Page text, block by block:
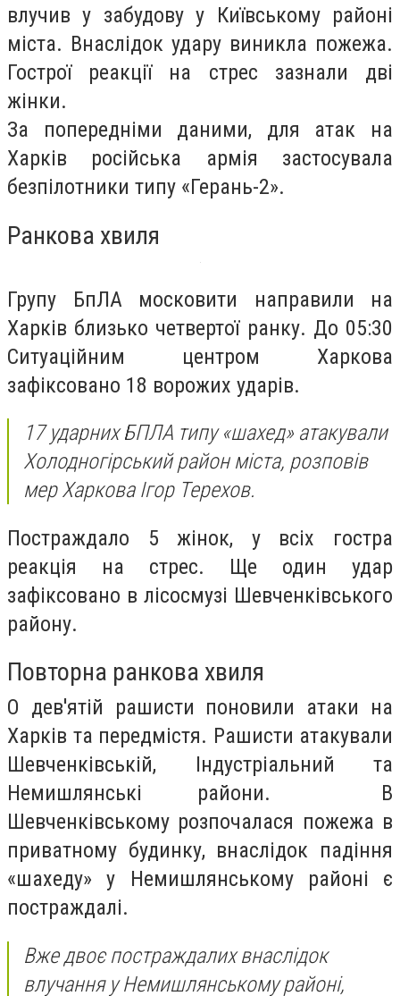
влучив у забудову у Київському районі
міста. Внаслідок удару виникла пожежа.
Гострої реакції на стрес зазнали дві
жінки.
За попередніми даними, для атак на
Харків російська армія застосувала
безпілотники типу «Герань-2».
Ранкова хвиля
Групу БпЛА московити направили на
Харків близько четвертої ранку. До 05:30
Ситуаційним центром Харкова
зафіксовано 18 ворожих ударів.
17 ударних БПЛА типу «шахед» атакували
Холодногірський район міста, розповів
мер Харкова Ігор Терехов.
Постраждало 5 жінок, у всіх гостра
реакція на стрес. Ще один удар
зафіксовано в лісосмузі Шевченківського
району.
Повторна ранкова хвиля
О дев'ятій рашисти поновили атаки на
Харків та передмістя. Рашисти атакували
Шевченківській, Індустріальний та
Немишлянські райони. В
Шевченківському розпочалася пожежа в
приватному будинку, внаслідок падіння
«шахеду» у Немишлянському районі є
постраждалі.
Вже двоє постраждалих внаслідок
влучання у Немишлянському районі,